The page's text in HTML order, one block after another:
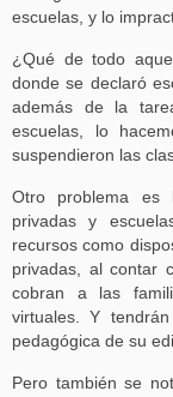
escuelas, y lo
¿Qué de todo
donde se declaró
además de la
escuelas, lo
suspendieron las
Otro problema es
privadas y
recursos como
privadas, al contar
cobran a las
virtuales. Y
pedagógica de su
Pero también se